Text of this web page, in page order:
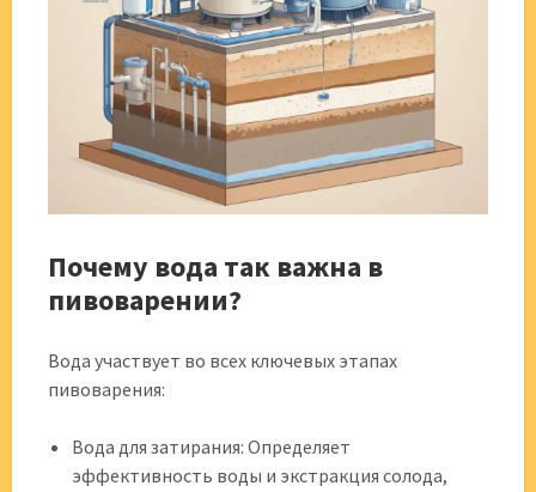
Почему вода так важна в
пивоварении?
Вода участвует во всех ключевых этапах
пивоварения:
Вода для затирания: Определяет
эффективность воды и экстракция солода,